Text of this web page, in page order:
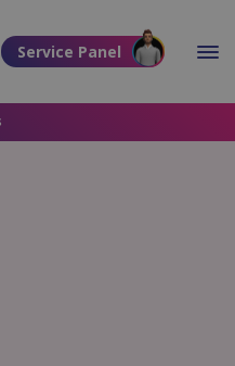
Service Panel